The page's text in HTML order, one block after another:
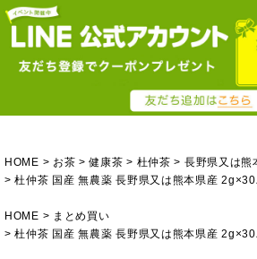
HOME お茶 健康茶 杜仲茶
長野県又は熊
杜仲茶 国産 無農薬 長野県又は熊本県産
HOME
まとめ買い
杜仲茶 国産 無農薬 長野県又は熊本県産